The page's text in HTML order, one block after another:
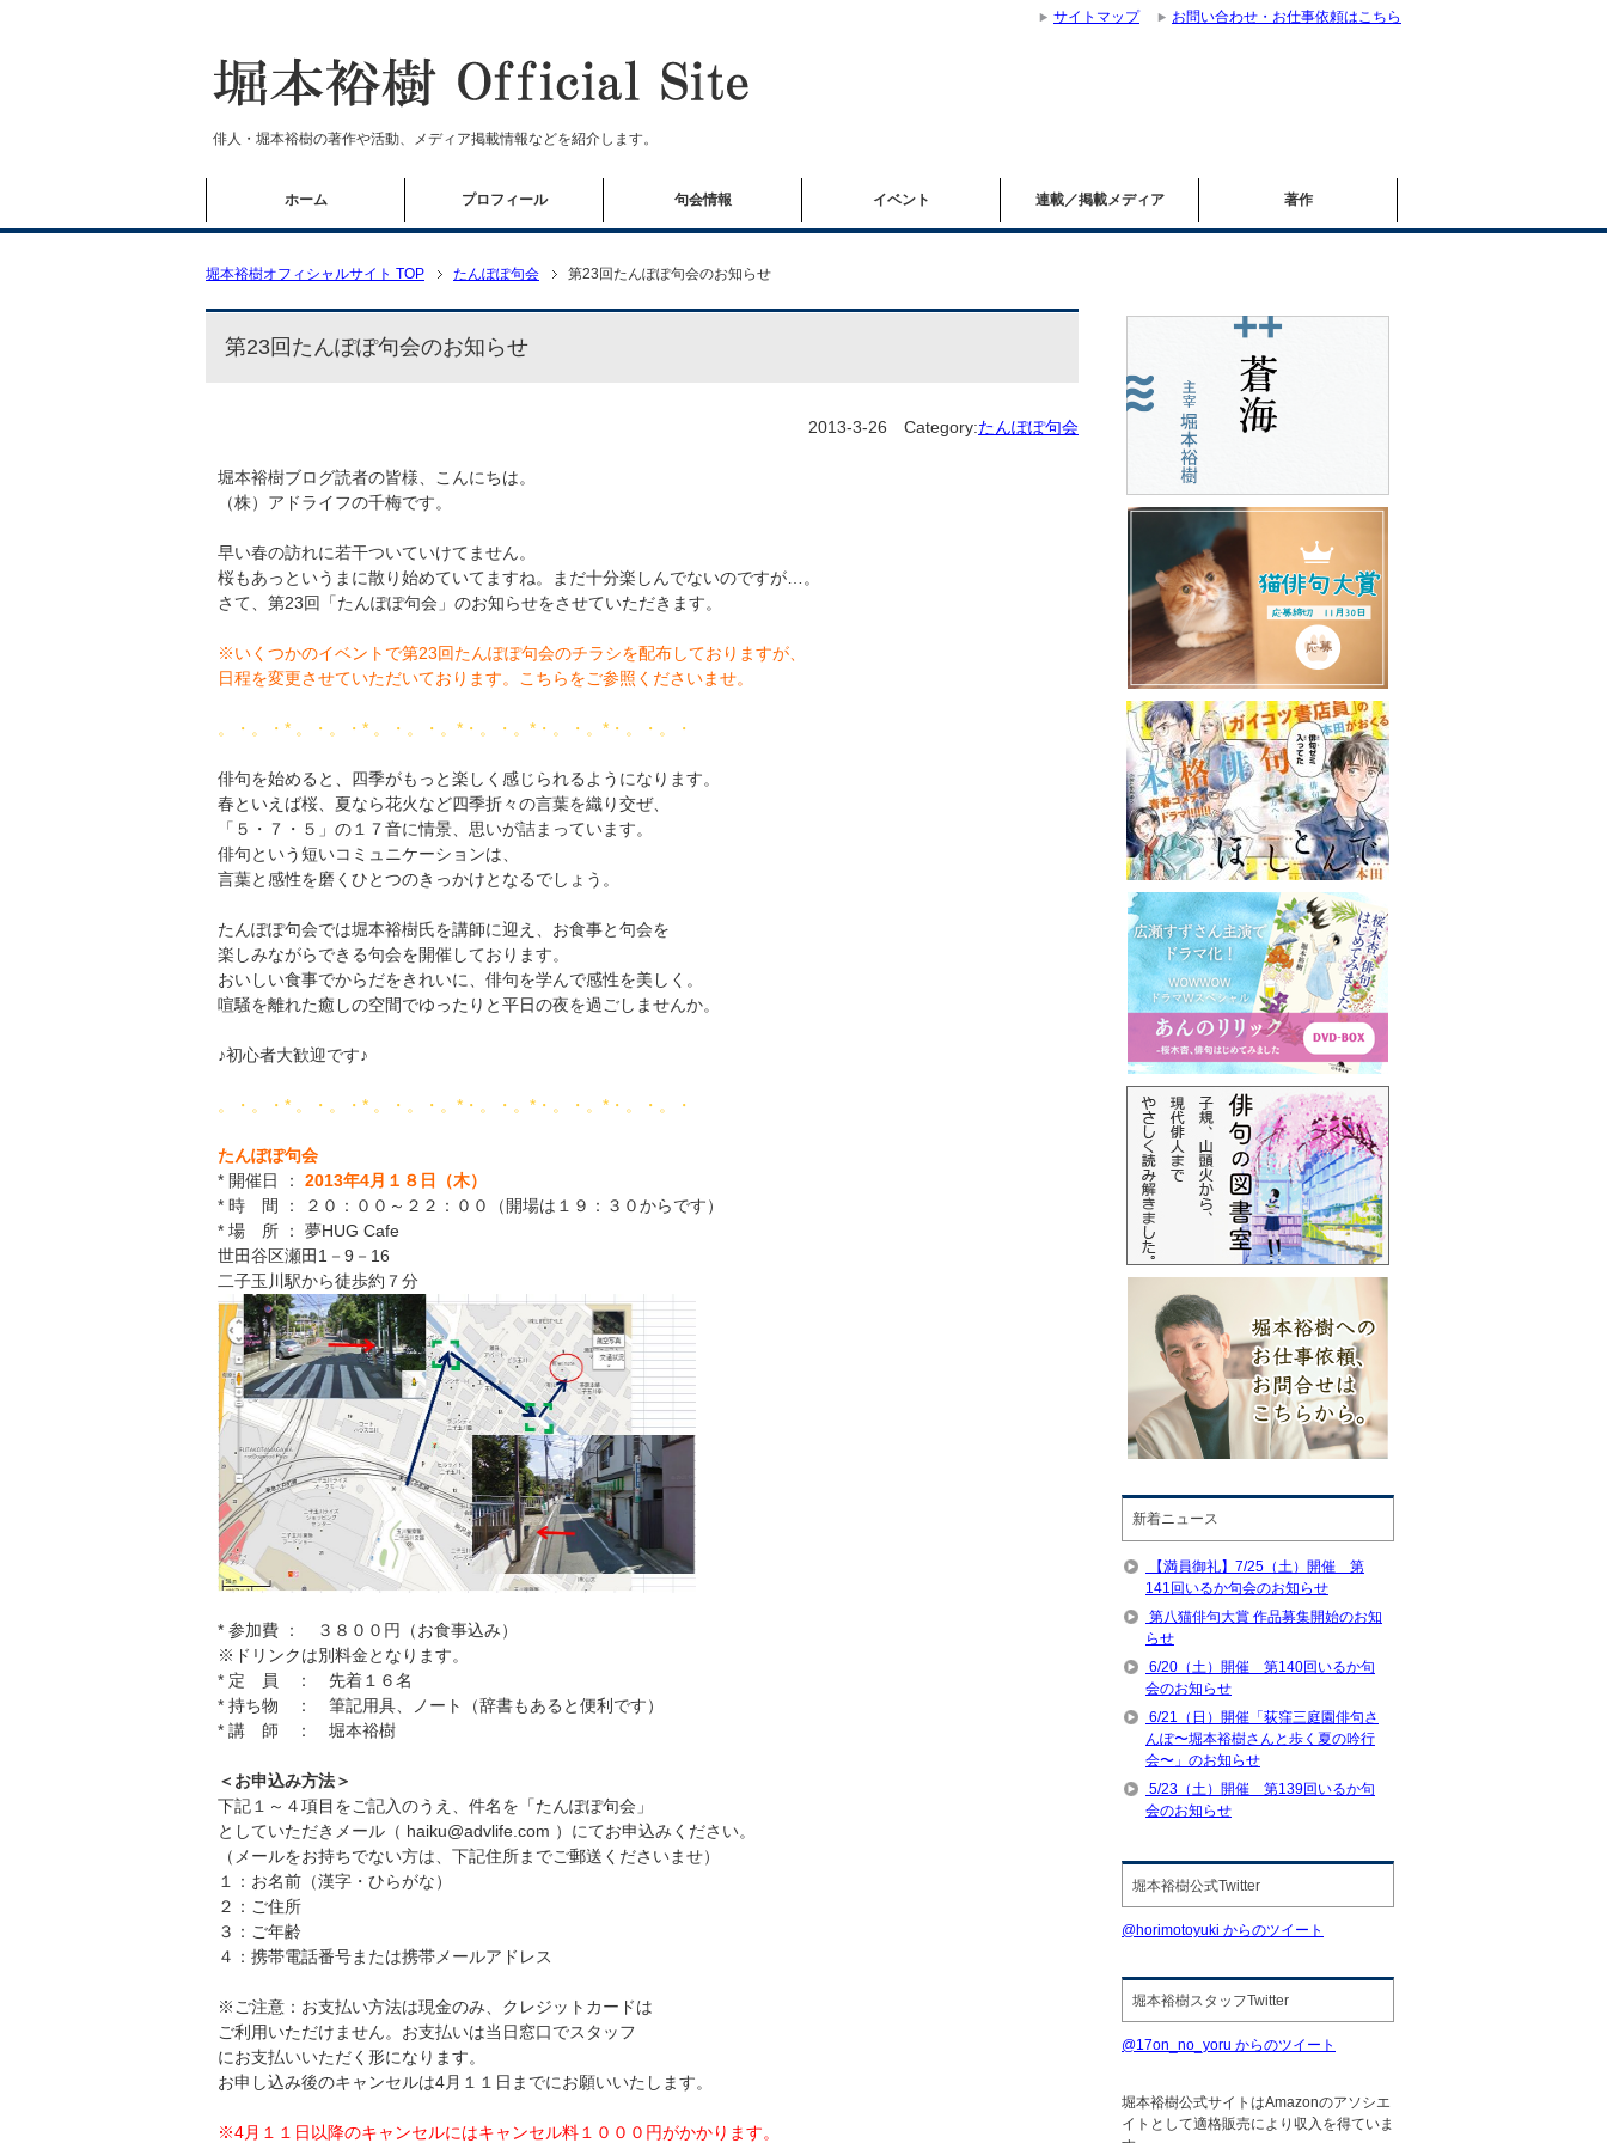
俳人・堀本裕樹の著作や活動、メディア掲載情報などを紹介します。
ホーム プロフィール 句会情報 イベント 連載／掲載メディア 著作
堀本裕樹オフィシャルサイト TOP たんぽぽ句会 第23回たんぽぽ句会のお知らせ
第23回たんぽぽ句会のお知らせ
2013-3-26 Category:たんぽぽ句会
堀本裕樹ブログ読者の皆様、こんにちは。
（株）アドライフの千梅です。
早い春の訪れに若干ついていけてません。
桜もあっというまに散り始めていてますね。まだ十分楽しんでないのですが…。
さて、第23回「たんぽぽ句会」のお知らせをさせていただきます。
※いくつかのイベントで第23回たんぽぽ句会のチラシを配布しておりますが、
日程を変更させていただいております。こちらをご参照くださいませ。
。・。・* 。・。・* 。・。・。*・。・。*・。・。*・。・。・
俳句を始めると、四季がもっと楽しく感じられるようになります。
春といえば桜、夏なら花火など四季折々の言葉を織り交ぜ、
「５・７・５」の１７音に情景、思いが詰まっています。
俳句という短いコミュニケーションは、
言葉と感性を磨くひとつのきっかけとなるでしょう。
たんぽぽ句会では堀本裕樹氏を講師に迎え、お食事と句会を
楽しみながらできる句会を開催しております。
おいしい食事でからだをきれいに、俳句を学んで感性を美しく。
喧騒を離れた癒しの空間でゆったりと平日の夜を過ごしませんか。
♪初心者大歓迎です♪
。・。・* 。・。・* 。・。・。*・。・。*・。・。*・。・。・
たんぽぽ句会
* 開催日 ： 2013年4月１８日（木）
* 時 間 ： ２０：００～２２：００（開場は１９：３０からです）
* 場 所 ： 夢HUG Cafe
世田谷区瀬田1－9－16
二子玉川駅から徒歩約７分
* 参加費 ： ３８００円（お食事込み）
※ドリンクは別料金となります。
* 定 員 ： 先着１６名
* 持ち物 ： 筆記用具、ノート（辞書もあると便利です）
* 講 師 ： 堀本裕樹
＜お申込み方法＞
下記１～４項目をご記入のうえ、件名を「たんぽぽ句会」
としていただきメール（ haiku@advlife.com ）にてお申込みください。
（メールをお持ちでない方は、下記住所までご郵送くださいませ）
１：お名前（漢字・ひらがな）
２：ご住所
３：ご年齢
４：携帯電話番号または携帯メールアドレス
※ご注意：お支払い方法は現金のみ、クレジットカードは
ご利用いただけません。お支払いは当日窓口でスタッフ
にお支払いいただく形になります。
お申し込み後のキャンセルは4月１１日までにお願いいたします。
※4月１１日以降のキャンセルにはキャンセル料１０００円がかかります。
新着ニュース
【満員御礼】7/25（土）開催 第
141回いるか句会のお知らせ
第八猫俳句大賞 作品募集開始のお知
らせ
6/20（土）開催 第140回いるか句
会のお知らせ
6/21（日）開催「荻窪三庭園俳句さ
んぽ〜堀本裕樹さんと歩く夏の吟行
会〜」のお知らせ
5/23（土）開催 第139回いるか句
会のお知らせ
堀本裕樹公式Twitter
@horimotoyuki からのツイート
堀本裕樹スタッフTwitter
@17on_no_yoru からのツイート
堀本裕樹公式サイトはAmazonのアソシエ
イトとして適格販売により収入を得ていま
サイトマップ お問い合わせ・お仕事依頼はこちら